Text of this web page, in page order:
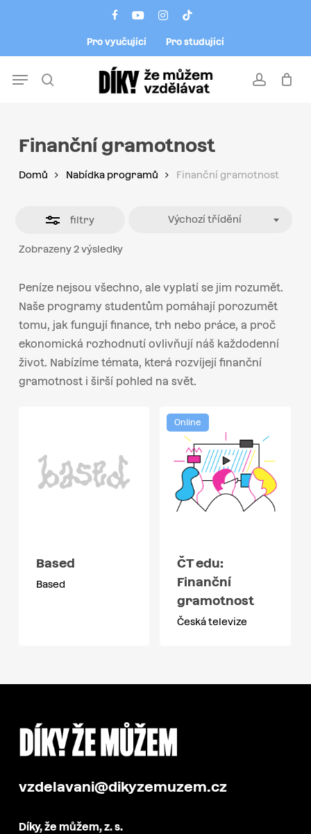
facebookyoutubeinstagram
tiktok
Pro vyučující Pro studující
account
Menu
Finanční gramotnost
Domů Nabídka programů Finanční gramotnost
filtry
Zobrazeny 2 výsledky
Výchozí třídění
Peníze nejsou všechno, ale vyplatí se jim rozumět.
Naše programy studentům pomáhají porozumět
tomu, jak fungují finance, trh nebo práce, a proč
ekonomická rozhodnutí ovlivňují náš každodenní
život. Nabízíme témata, která rozvíjejí finanční
gramotnost i širší pohled na svět.
Based
Based
Online
ČT edu:
Finanční
gramotnost
Česká televize
vzdelavani@dikyzemuzem.cz
Díky, že můžem, z. s.